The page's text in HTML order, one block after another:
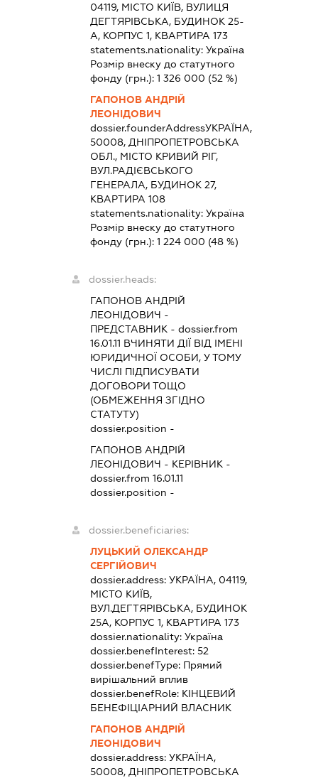
04119, МІСТО КИЇВ, ВУЛИЦЯ
ДЕГТЯРІВСЬКА, БУДИНОК 25-
А, КОРПУС 1, КВАРТИРА 173
statements.nationality:Україна
Розмір внеску до статутного
фонду (грн.):1 326 000 (52 %)
ГАПОНОВ АНДРІЙ
ЛЕОНІДОВИЧ
dossier.founderAddressУКРАЇНА,
50008, ДНІПРОПЕТРОВСЬКА
ОБЛ., МІСТО КРИВИЙ РІГ,
ВУЛ.РАДІЄВСЬКОГО
ГЕНЕРАЛА, БУДИНОК 27,
КВАРТИРА 108
statements.nationality:Україна
Розмір внеску до статутного
фонду (грн.):1 224 000 (48 %)
dossier.heads:
ГАПОНОВ АНДРІЙ
ЛЕОНІДОВИЧ -
ПРЕДСТАВНИК - dossier.from
16.01.11 ВЧИНЯТИ ДІЇ ВІД ІМЕНІ
ЮРИДИЧНОЇ ОСОБИ, У ТОМУ
ЧИСЛІ ПІДПИСУВАТИ
ДОГОВОРИ ТОЩО
(ОБМЕЖЕННЯ ЗГІДНО
СТАТУТУ)
dossier.position -
ГАПОНОВ АНДРІЙ
ЛЕОНІДОВИЧ - КЕРІВНИК -
dossier.from 16.01.11
dossier.position -
dossier.beneficiaries:
ЛУЦЬКИЙ ОЛЕКСАНДР
СЕРГІЙОВИЧ
dossier.address:УКРАЇНА, 04119,
МІСТО КИЇВ,
ВУЛ.ДЕГТЯРІВСЬКА, БУДИНОК
25А, КОРПУС 1, КВАРТИРА 173
dossier.nationality:Україна
dossier.benefInterest:52
dossier.benefType: Прямий
вирішальний вплив
dossier.benefRole: КІНЦЕВИЙ
БЕНЕФІЦІАРНИЙ ВЛАСНИК
ГАПОНОВ АНДРІЙ
ЛЕОНІДОВИЧ
dossier.address:УКРАЇНА,
50008, ДНІПРОПЕТРОВСЬКА